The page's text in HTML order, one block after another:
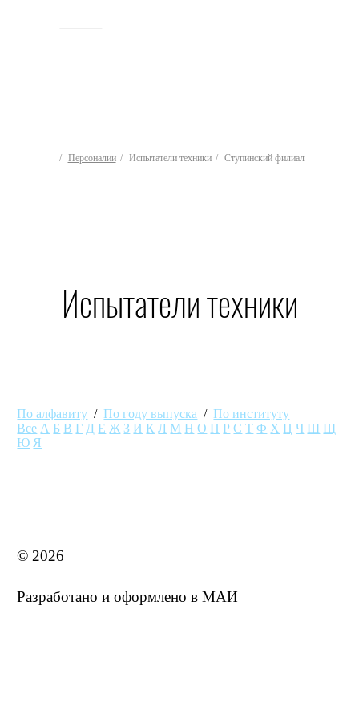
Персоналии Испытатели техники Ступинский филиал
Испытатели техники
По алфавиту /По году выпуска /По институту
Все А Б В Г Д Е Ж З И К Л М Н О П Р С Т Ф Х Ц Ч Ш Щ
Ю Я
© 2026
Разработано и оформлено в МАИ